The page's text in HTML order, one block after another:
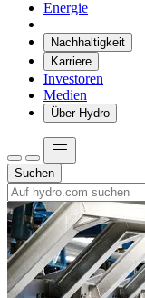
Energie
Nachhaltigkeit
Karriere
Investoren
Medien
Über Hydro
Suchen